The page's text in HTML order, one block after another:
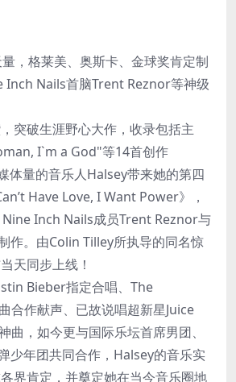
，格莱美、奥斯卡、金球奖肯定制
Inch Nails首脑Trent Reznor等神级
突破生涯野心大作，收录包括主
I`m a God"等14首创作
体量的音乐人Halsey带来她的第四
Have Love, I Want Power》，
Inch Nails成员Trent Reznor与
作。由Colin Tilley所执导的同名惊
天同步上线！
Bieber指定合唱、The
合作献声、已故说唱超新星Juice
曲，如今更与国际乐坛首席男团、
少年团共同合作，Halsey的音乐实
界肯定，并奠定她在当今音乐圈地